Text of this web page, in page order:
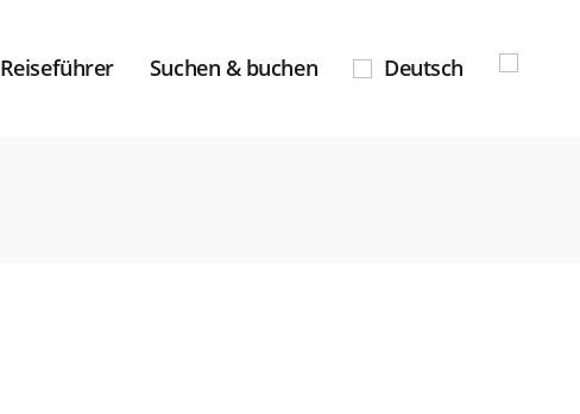
Reiseführer Suchen & buchen Deutsch